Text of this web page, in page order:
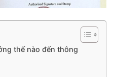
thế nào đến thông